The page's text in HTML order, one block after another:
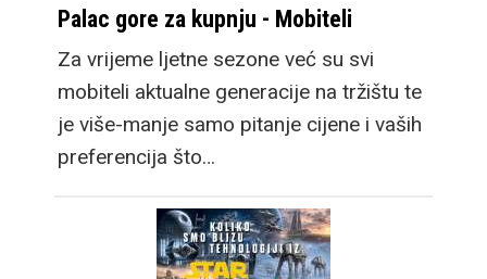
Palac gore za kupnju - Mobiteli
Za vrijeme ljetne sezone već su svi
mobiteli aktualne generacije na tržištu te
je više-manje samo pitanje cijene i vaših
preferencija što…